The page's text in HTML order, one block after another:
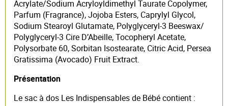
Acrylate/Sodium Acryloyldimethyl Taurate Copolymer,
Parfum (Fragrance), Jojoba Esters, Caprylyl Glycol,
Sodium Stearoyl Glutamate, Polyglyceryl-3 Beeswax/
Polyglyceryl-3 Cire D’Abeille, Tocopheryl Acetate,
Polysorbate 60, Sorbitan Isostearate, Citric Acid, Persea
Gratissima (Avocado) Fruit Extract.
Présentation
Le sac à dos Les Indispensables de Bébé contient :